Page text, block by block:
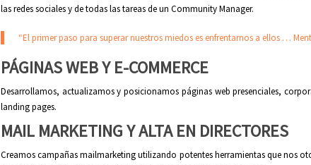
las redes sociales y de todas las tareas de un Community Manager.
“El primer paso para superar nuestros miedos es enfrentarnos a ellos …
PÁGINAS WEB Y E-COMMERCE
Desarrollamos, actualizamos y posicionamos páginas web presenciales,
landing pages.
MAIL MARKETING Y ALTA EN DIRECTORES
Creamos campañas mailmarketing utilizando potentes herramientas que nos